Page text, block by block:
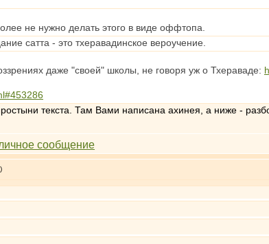
не нужно делать этого в виде оффтопа.
сатта - это тхеравадинское вероучение.
даже "своей" школы, не говоря уж о Тхераваде:
текста. Там Вами написана ахинея, а ниже -